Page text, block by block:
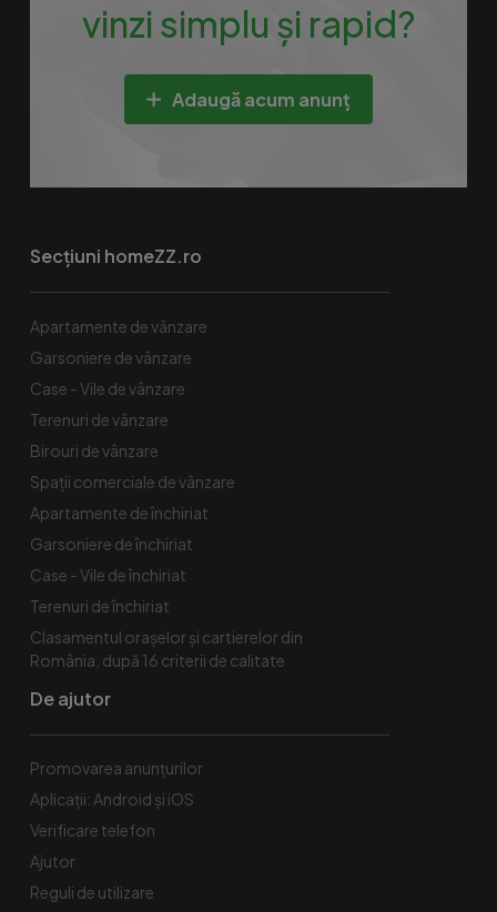
vinzi simplu și rapid?
Adaugă acum anunț
Secțiuni homeZZ.ro
Apartamente de vânzare
Garsoniere de vânzare
Case - Vile de vânzare
Terenuri de vânzare
Birouri de vânzare
Spaţii comerciale de vânzare
Apartamente de închiriat
Garsoniere de închiriat
Case - Vile de închiriat
Terenuri de închiriat
Clasamentul orașelor și cartierelor din
România, după 16 criterii de calitate
De ajutor
Promovarea anunțurilor
Aplicații: Android și iOS
Verificare telefon
Ajutor
Reguli de utilizare